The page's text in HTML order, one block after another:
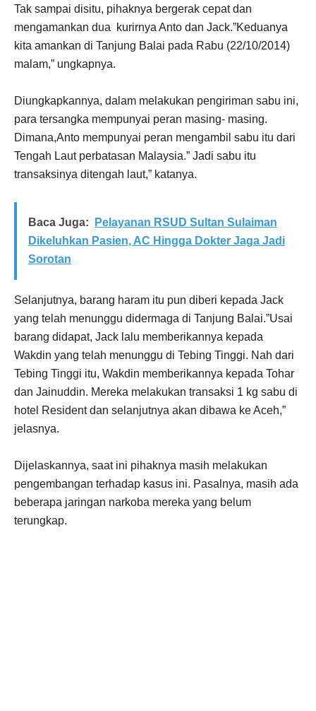
Tak sampai disitu, pihaknya bergerak cepat dan
mengamankan dua kurirnya Anto dan Jack.”Keduanya
kita amankan di Tanjung Balai pada Rabu (22/10/2014)
malam,” ungkapnya.
Diungkapkannya, dalam melakukan pengiriman sabu ini,
para tersangka mempunyai peran masing- masing.
Dimana,Anto mempunyai peran mengambil sabu itu dari
Tengah Laut perbatasan Malaysia.” Jadi sabu itu
transaksinya ditengah laut,” katanya.
Baca Juga:
Pelayanan RSUD Sultan Sulaiman
Dikeluhkan Pasien, AC Hingga Dokter Jaga Jadi
Sorotan
Selanjutnya, barang haram itu pun diberi kepada Jack
yang telah menunggu didermaga di Tanjung Balai.”Usai
barang didapat, Jack lalu memberikannya kepada
Wakdin yang telah menunggu di Tebing Tinggi. Nah dari
Tebing Tinggi itu, Wakdin memberikannya kepada Tohar
dan Jainuddin. Mereka melakukan transaksi 1 kg sabu di
hotel Resident dan selanjutnya akan dibawa ke Aceh,”
jelasnya.
Dijelaskannya, saat ini pihaknya masih melakukan
pengembangan terhadap kasus ini. Pasalnya, masih ada
beberapa jaringan narkoba mereka yang belum
terungkap.